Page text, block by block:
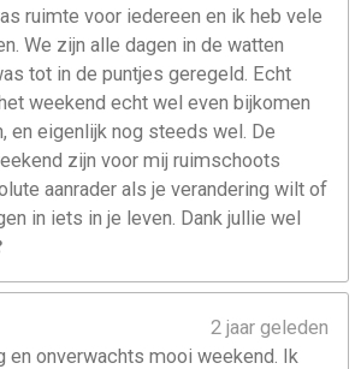
ruimte voor iedereen en ik heb vele
We zijn alle dagen in de watten
tot in de puntjes geregeld. Echt
weekend echt wel even bijkomen
en eigenlijk nog steeds wel. De
zijn voor mij ruimschoots
aanrader als je verandering wilt of
in iets in je leven. Dank jullie wel
2 jaar geleden
en onverwachts mooi weekend. Ik